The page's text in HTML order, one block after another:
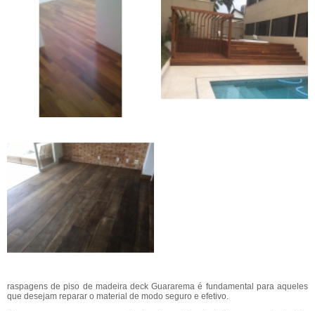
raspagens de piso de madeira deck Guararema é fundamental para aqueles
que desejam reparar o material de modo seguro e efetivo.